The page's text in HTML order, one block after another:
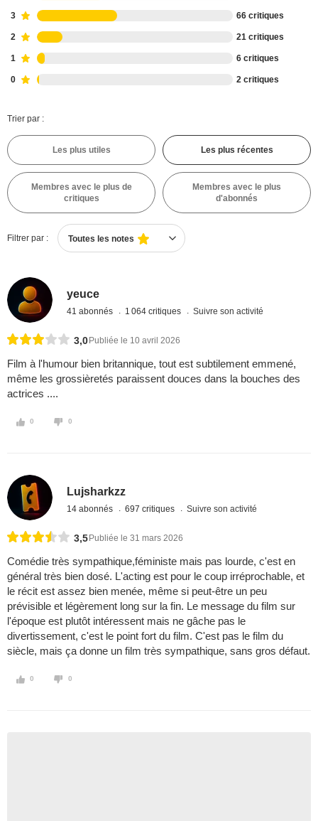
3 66 critiques
2 21 critiques
1 6 critiques
0 2 critiques
Trier par :
Les plus utiles Les plus récentes
Membres avec le plus de
critiques
Membres avec le plus
d'abonnés
Filtrer par : Toutes les notes
yeuce
41 abonnés 1 064 critiques Suivre son activité
3,0 Publiée le 10 avril 2026
Film à l'humour bien britannique, tout est subtilement emmené,
même les grossièretés paraissent douces dans la bouches des
actrices ....
0 0
Lujsharkzz
14 abonnés 697 critiques Suivre son activité
3,5 Publiée le 31 mars 2026
Comédie très sympathique,féministe mais pas lourde, c'est en
général très bien dosé. L'acting est pour le coup irréprochable, et
le récit est assez bien menée, même si peut-être un peu
prévisible et légèrement long sur la fin. Le message du film sur
l'époque est plutôt intéressent mais ne gâche pas le
divertissement, c'est le point fort du film. C'est pas le film du
siècle, mais ça donne un film très sympathique, sans gros défaut.
0 0